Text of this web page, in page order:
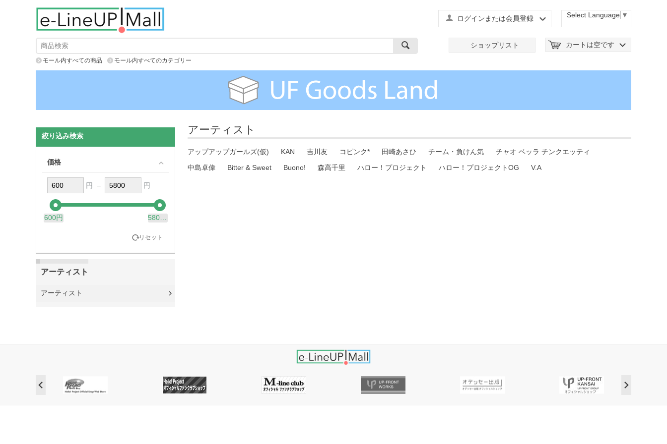
Select Language ▼
ログインまたは会員登録
カートは空です
ショップリスト
モール内すべての商品 モール内すべてのカテゴリー
絞り込み検索
価格
円 – 円
600円 5800円
リセット
アーティスト
アーティスト
アーティスト
アップアップガールズ(仮) KAN 吉川友 コピンク* 田崎あさひ チーム・負けん気
チャオ ベッラ チンクエッティ
中島卓偉
Bitter & Sweet Buono! 森高千里 ハロー！プロジェクト ハロー！プロジェクトOG V.A